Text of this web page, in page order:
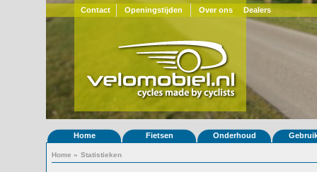
Contact Openingstijden Over ons Dealers
Home Fietsen Onderhoud
Home » Statistieken